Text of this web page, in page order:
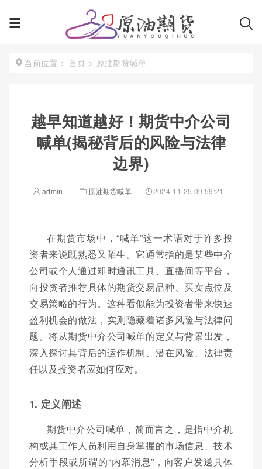
当前位置： 首页 > 原油期货喊单
越早知道越好！期货中介公司
喊单(揭秘背后的风险与法律
边界)
admin 原油期货喊单 2024-11-25 09:59:21
在期货市场中，“喊单”这一术语对于许多投
资者来说既熟悉又陌生。它通常指的是某些中介
公司或个人通过即时通讯工具、直播间等平台，
向投资者推荐具体的期货交易品种、买卖点位及
交易策略的行为。这种看似能为投资者带来快速
盈利机会的做法，实则隐藏着诸多风险与法律问
题。将从期货中介公司喊单的定义与背景出发，
深入探讨其背后的运作机制、潜在风险、法律责
任以及投资者应如何应对。
1. 定义阐述
期货中介公司喊单，简而言之，是指中介机
构或其工作人员利用自身掌握的市场信息、技术
分析手段或所谓的“内幕消息”，向客户发送具体